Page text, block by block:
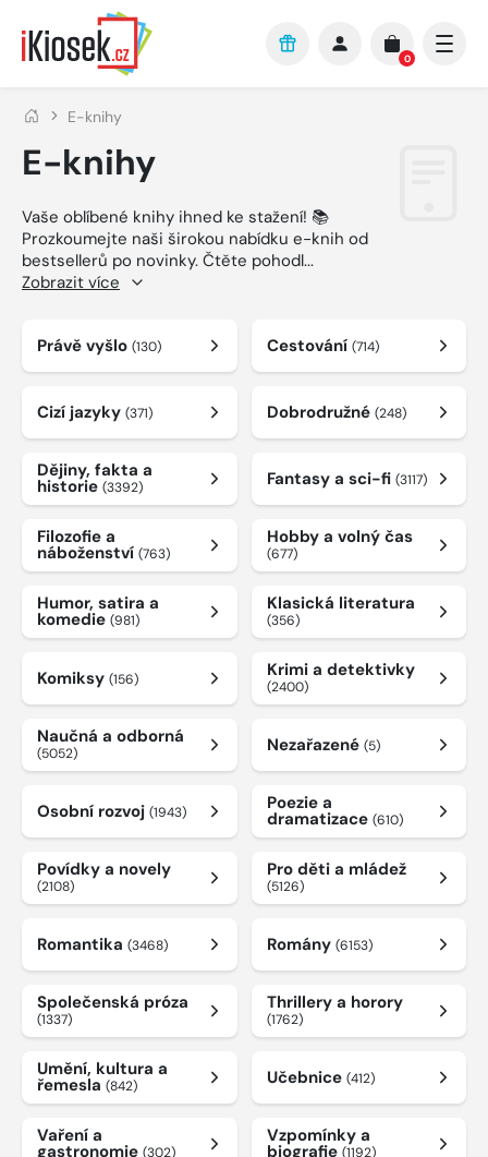
Přejít na hlavní obsah
0
E-knihy
E-knihy
Vaše oblíbené knihy ihned ke stažení! 📚
Prozkoumejte naši širokou nabídku e-knih od
bestsellerů po novinky. Čtěte pohodl...
Zobrazit více
Právě vyšlo (130) Cestování (714)
Cizí jazyky (371) Dobrodružné (248)
Dějiny, fakta a
historie (3392) Fantasy a sci-fi (3117)
Filozofie a
náboženství (763)
Hobby a volný čas
(677)
Humor, satira a
komedie (981)
Klasická literatura
(356)
Komiksy (156) Krimi a detektivky
(2400)
Naučná a odborná
(5052) Nezařazené (5)
Osobní rozvoj (1943) Poezie a
dramatizace (610)
Povídky a novely
(2108)
Pro děti a mládež
(5126)
Romantika (3468) Romány (6153)
Společenská próza
(1337)
Thrillery a horory
(1762)
Umění, kultura a
řemesla (842) Učebnice (412)
Vaření a
gastronomie (302)
Vzpomínky a
biografie (1192)